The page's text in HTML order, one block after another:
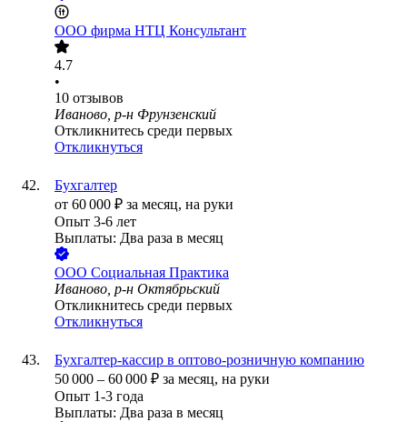
ООО фирма НТЦ Консультант
4.7
•
10 отзывов
Иваново, р-н Фрунзенский
Откликнитесь среди первых
Откликнуться
Бухгалтер
от 60 000 ₽ за месяц, на руки
Опыт 3-6 лет
Выплаты: Два раза в месяц
ООО Социальная Практика
Иваново, р-н Октябрьский
Откликнитесь среди первых
Откликнуться
Бухгалтер-кассир в оптово-розничную компанию
50 000 – 60 000 ₽ за месяц, на руки
Опыт 1-3 года
Выплаты: Два раза в месяц